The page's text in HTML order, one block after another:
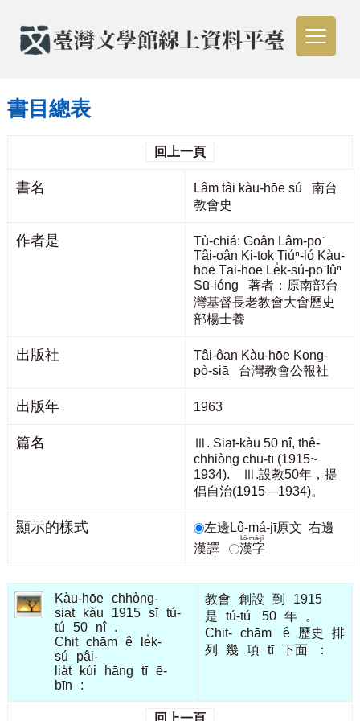
書目總表
回上一頁
書名
Lâm tâi kàu-hōe sú 南台
教會史
作者是
Tù-chiá: Goân Lâm-pō͘
Tâi-oân Ki-tok Tiúⁿ-ló Kàu-
hōe Tāi-hōe Le̍k-sú-pō͘ Iûⁿ
Sū-ióng 著者：原南部台
灣基督長老教會大會歷史
部楊士養
出版社
Tâi-ôan Kàu-hōe Kong-
pò-siā 台灣教會公報社
出版年 1963
篇名
Ⅲ. Siat-kàu 50 nî, thê-
chhiòng chū-tī (1915~
1934). Ⅲ.設教50年，提
倡自治(1915—1934)。
顯示的樣式 左邊Lô-má-jī原文 右邊
漢譯
漢字
Lô-má-jī
Kàu-hōe chhòng-
siat
kàu 1915 sī tú-
tú
50 nî
.
Chit chām ê
le̍k-
sú
pâi-
lia̍t
kúi hāng tī ē-
bīn
:
教會 創設 到
1915
是
tú-tú 50 年
。
Chit- chām ê 歷史
排
列
幾 項 tī 下面 ：
回上一頁